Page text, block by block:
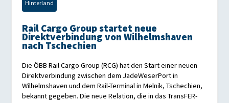
Hinterland
Rail Cargo Group startet neue
Direktverbindung von Wilhelmshaven
nach Tschechien
Die ÖBB Rail Cargo Group (RCG) hat den Start einer neuen
Direktverbindung zwischen dem JadeWeserPort in
Wilhelmshaven und dem Rail-Terminal in Melnik, Tschechien,
bekannt gegeben. Die neue Relation, die in das TransFER-